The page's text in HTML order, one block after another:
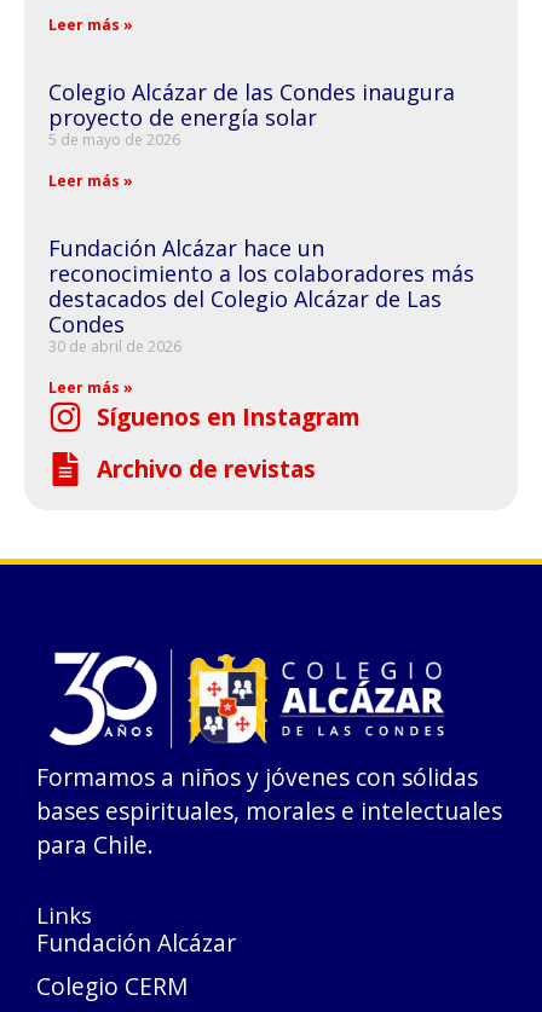
Leer más »
Colegio Alcázar de las Condes inaugura
proyecto de energía solar
5 de mayo de 2026
Leer más »
Fundación Alcázar hace un
reconocimiento a los colaboradores más
destacados del Colegio Alcázar de Las
Condes
30 de abril de 2026
Leer más »
Síguenos en Instagram
Archivo de revistas
Formamos a niños y jóvenes con sólidas
bases espirituales, morales e intelectuales
para Chile.
Links
Fundación Alcázar
Colegio CERM